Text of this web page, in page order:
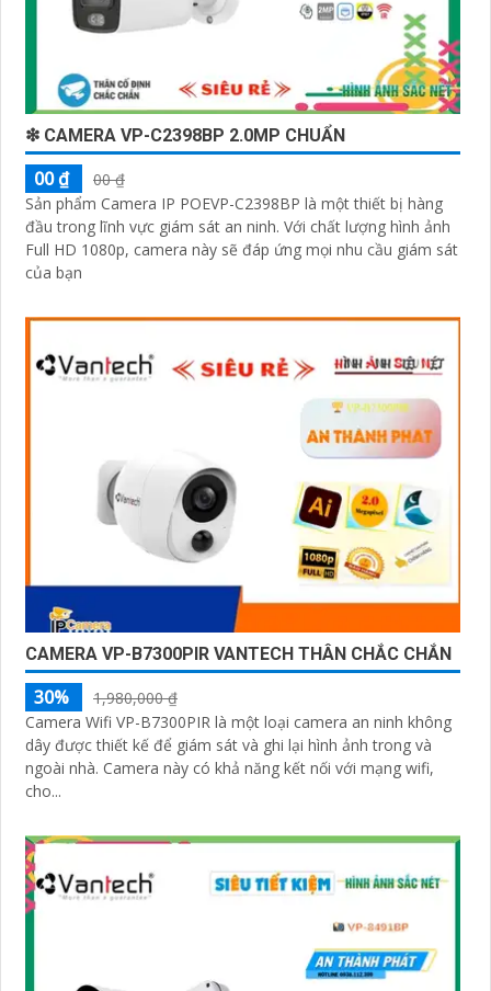
❇ CAMERA VP-C2398BP 2.0MP CHUẨN
00 ₫
00 ₫
Sản phẩm Camera IP POEVP-C2398BP là một thiết bị hàng
đầu trong lĩnh vực giám sát an ninh. Với chất lượng hình ảnh
Full HD 1080p, camera này sẽ đáp ứng mọi nhu cầu giám sát
của bạn
CAMERA VP-B7300PIR VANTECH THÂN CHẮC CHẮN
30%
1,980,000 ₫
Camera Wifi VP-B7300PIR là một loại camera an ninh không
dây được thiết kế để giám sát và ghi lại hình ảnh trong và
ngoài nhà. Camera này có khả năng kết nối với mạng wifi,
cho...